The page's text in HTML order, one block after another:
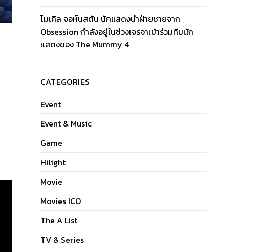
ไมเคิล จอห์นสตัน นักแสดงนำฝ่ายชายจาก
Obsession กำลังอยู่ในช่วงเจรจาเข้าร่วมทีมนัก
แสดงของ The Mummy 4
CATEGORIES
Event
Event & Music
Game
Hilight
Movie
Movies ICO
The A List
TV & Series